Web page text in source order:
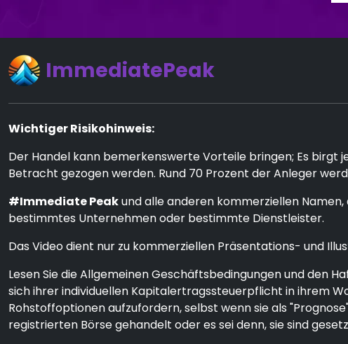
ImmediatePeak
Wichtiger Risikohinweis:
Der Handel kann bemerkenswerte Vorteile bringen; Es birgt
Betracht gezogen werden. Rund 70 Prozent der Anleger
#Immediate Peakund alle anderen kommerziellen
bestimmtes Unternehmen oder bestimmte Dienstleister.
Das Video dient nur zu kommerziellen Präsentations- und
Lesen Sie die Allgemeinen Geschäftsbedingungen und den
sich ihrer individuellen Kapitalertragssteuerpflicht in ihrem
Rohstoffoptionen aufzufordern, selbst wenn sie als
registrierten Börse gehandelt oder es sei denn, sie sind